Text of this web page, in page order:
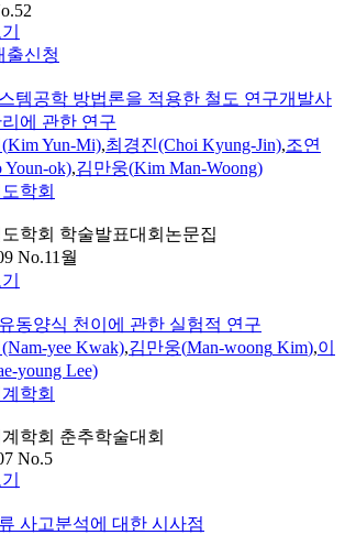
출신청
템공학 방법론을 적용한 철도 연구개발사
에 관한 연구
KimYun-Mi),최경진(Choi Kyung-Jin),조연
Youn-ok),김만웅(Kim Man-Woong)
학회
학회 학술발표대회논문집
No.11월
동양식 천이에 관한 실험적 연구
yee Kwak),김만웅(Man-woong Kim),이
young Lee)
학회
학회 춘추학술대회
No.5
사고분석에 대한 시사점